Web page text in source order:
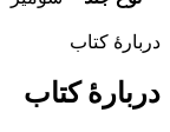
دربارهٔ کتاب
دربارهٔ کتاب